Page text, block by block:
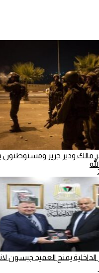
مالك ودير جرير
يمنح العميد جيسون